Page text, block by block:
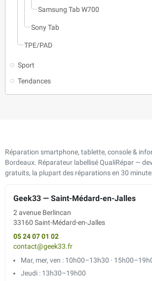
Samsung Tab W700
Sony Tab
TPE/PAD
Sport
Tendances
Réparation smartphone, tablette, console &
Bordeaux. Réparateur labellisé QualiRépar —
gratuits, la plupart des réparations en 30
Geek33 — Saint-Médard-en-Jalles
2 avenue Berlincan
33160 Saint-Médard-en-Jalles
05 24 07 01 02
contact@geek33.fr
Mar, mer, ven : 10h00–13h30 ·
Jeudi : 13h30–19h00